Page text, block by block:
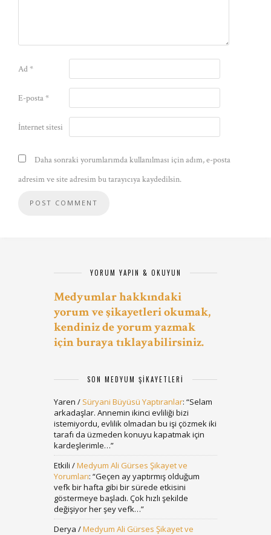
Ad*
E-posta*
İnternet sitesi
Daha sonraki yorumlarımda kullanılması için adım, e-posta
adresim ve site adresim bu tarayıcıya kaydedilsin.
YORUM YAPIN & OKUYUN
Medyumlar hakkındaki
yorum ve şikayetleri okumak,
kendiniz de yorum yazmak
için buraya tıklayabilirsiniz.
SON MEDYUM ŞIKAYETLERI
Yaren / Süryani Büyüsü Yaptıranlar: “Selam
arkadaşlar. Annemin ikinci evliliği bizi
istemiyordu, evlilik olmadan bu işi çözmek iki
tarafı da üzmeden konuyu kapatmak için
kardeşlerimle…”
Etkili /Medyum Ali Gürses Şikayet ve
Yorumları: “Geçen ay yaptırmış olduğum
vefk bir hafta gibi bir sürede etkisini
göstermeye başladı. Çok hızlı şekilde
değişiyor her şey vefk…”
Derya /Medyum Ali Gürses Şikayet ve